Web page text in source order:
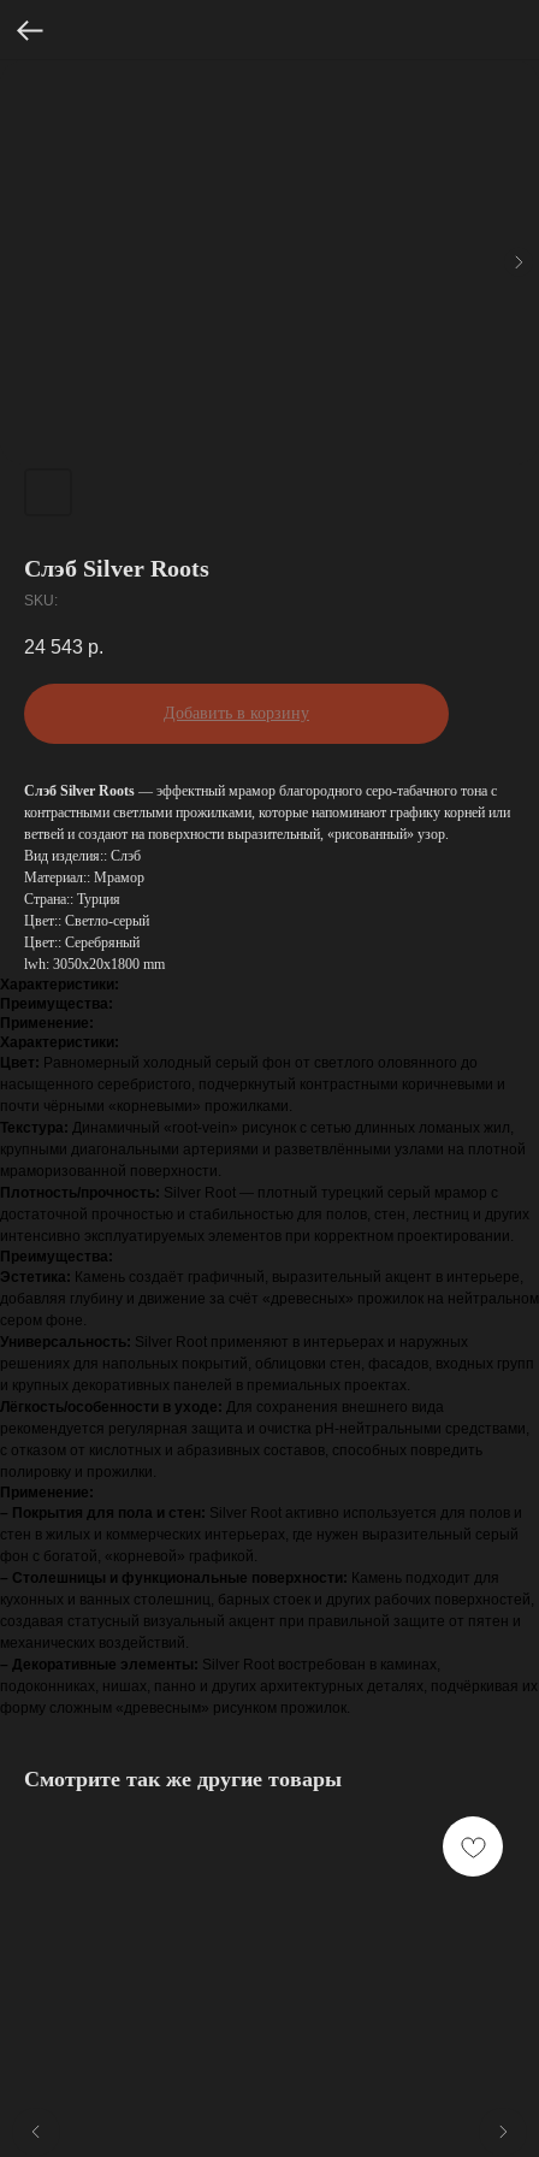
Слэб Silver Roots
SKU:
24 543 р.
Добавить в корзину
Слэб Silver Roots — эффектный мрамор благородного серо‑табачного тона с
контрастными светлыми прожилками, которые напоминают графику корней или
ветвей и создают на поверхности выразительный, «рисованный» узор.
Вид изделия:: Слэб
Материал:: Мрамор
Страна:: Турция
Цвет:: Светло-серый
Цвет:: Серебряный
lwh: 3050x20x1800 mm
Характеристики:
Преимущества:
Применение:
Характеристики:
Цвет: Равномерный холодный серый фон от светлого оловянного до
насыщенного серебристого, подчеркнутый контрастными коричневыми и
почти чёрными «корневыми» прожилками.
Текстура: Динамичный «root‑vein» рисунок с сетью длинных ломаных жил,
крупными диагональными артериями и разветвлёнными узлами на плотной
мраморизованной поверхности.
Плотность/прочность: Silver Root — плотный турецкий серый мрамор с
достаточной прочностью и стабильностью для полов, стен, лестниц и других
интенсивно эксплуатируемых элементов при корректном проектировании.
Преимущества:
Эстетика: Камень создаёт графичный, выразительный акцент в интерьере,
добавляя глубину и движение за счёт «древесных» прожилок на нейтральном
сером фоне.
Универсальность: Silver Root применяют в интерьерах и наружных
решениях для напольных покрытий, облицовки стен, фасадов, входных групп
и крупных декоративных панелей в премиальных проектах.
Лёгкость/особенности в уходе: Для сохранения внешнего вида
рекомендуется регулярная защита и очистка pH‑нейтральными средствами,
с отказом от кислотных и абразивных составов, способных повредить
полировку и прожилки.
Применение:
– Покрытия для пола и стен: Silver Root активно используется для полов и
стен в жилых и коммерческих интерьерах, где нужен выразительный серый
фон с богатой, «корневой» графикой.
– Столешницы и функциональные поверхности: Камень подходит для
кухонных и ванных столешниц, барных стоек и других рабочих поверхностей,
создавая статусный визуальный акцент при правильной защите от пятен и
механических воздействий.
– Декоративные элементы: Silver Root востребован в каминах,
подоконниках, нишах, панно и других архитектурных деталях, подчёркивая их
форму сложным «древесным» рисунком прожилок.
Смотрите так же другие товары